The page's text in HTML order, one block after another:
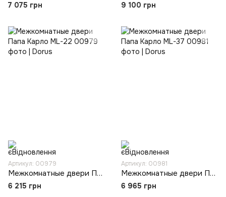
7 075 грн 9 100 грн
Артикул: 00979
Межкомнатные двери Папа Карло ML-22
6 215 грн
Артикул: 00981
Межкомнатные двери Папа Карло ML-37
6 965 грн